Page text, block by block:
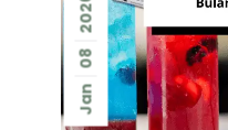
Jan
08
2026